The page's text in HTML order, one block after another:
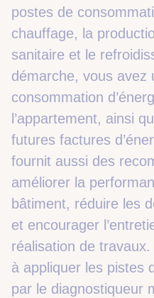
postes de
chauffage, la
sanitaire et le
démarche, vous avez
consommation
l’appartement, ainsi
futures factures
fournit aussi des
améliorer la
bâtiment, réduire les
et encourager
réalisation de travaux.
à appliquer les pistes
par le diagnostiqueur